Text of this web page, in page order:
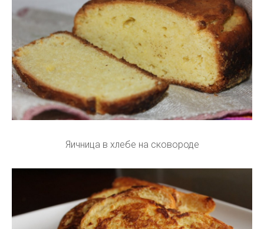
Яичница в хлебе на сковороде